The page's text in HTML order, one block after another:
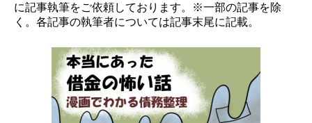
に記事執筆をご依頼しております。※一部の記事を除
く。各記事の執筆者については記事末尾に記載。